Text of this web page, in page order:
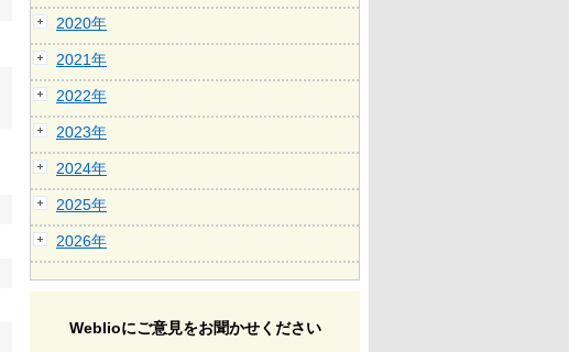
2020年
2021年
2022年
2023年
2024年
2025年
2026年
Weblioにご意見をお聞かせください